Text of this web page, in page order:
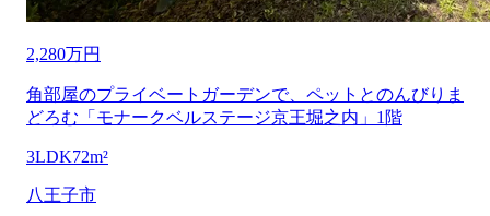
2,280万円
角部屋のプライベートガーデンで、ペットとのんびりま
どろむ「モナークベルステージ京王堀之内」1階
3LDK72m²
八王子市